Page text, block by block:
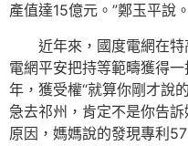
產值達15億元。”鄭玉平說。
近年來，國度電網在
電網平安把持等範疇獲得
年，獲受權“就算你剛才說
急去祁州，肯定不是你告
原因，媽媽說的發現專利